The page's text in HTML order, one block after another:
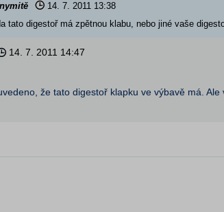
14. 7. 2011 13:38
tato digestoř má zpětnou klabu, nebo jiné vaše
14. 7. 2011 14:47
že tato digestoř klapku ve výbavě má.